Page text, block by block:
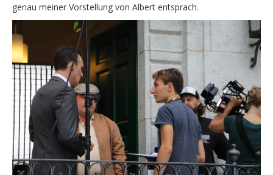
genau meiner Vorstellung von Albert entsprach.